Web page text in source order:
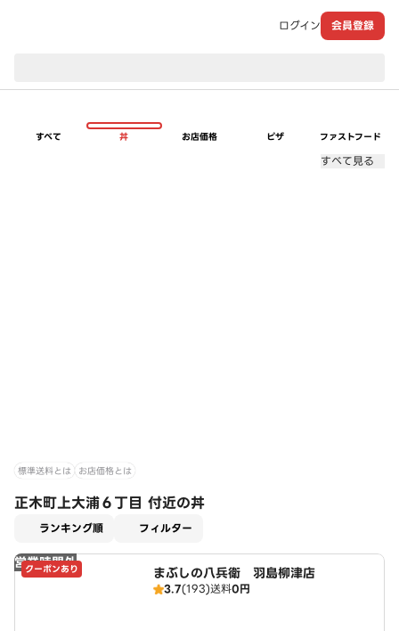
ログイン 会員登録
すべて 丼 お店価格 ピザ ファストフード
すべて見る
標準送料とは お店価格とは
正木町上大浦６丁目 付近の丼
ランキング順 フィルター
営業時間外
クーポンあり まぶしの八兵衛 羽島柳津店
3.7(193)送料0円